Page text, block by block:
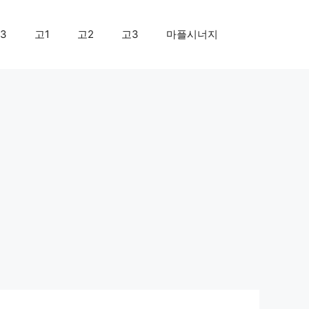
고1 고2 고3 마플시너지